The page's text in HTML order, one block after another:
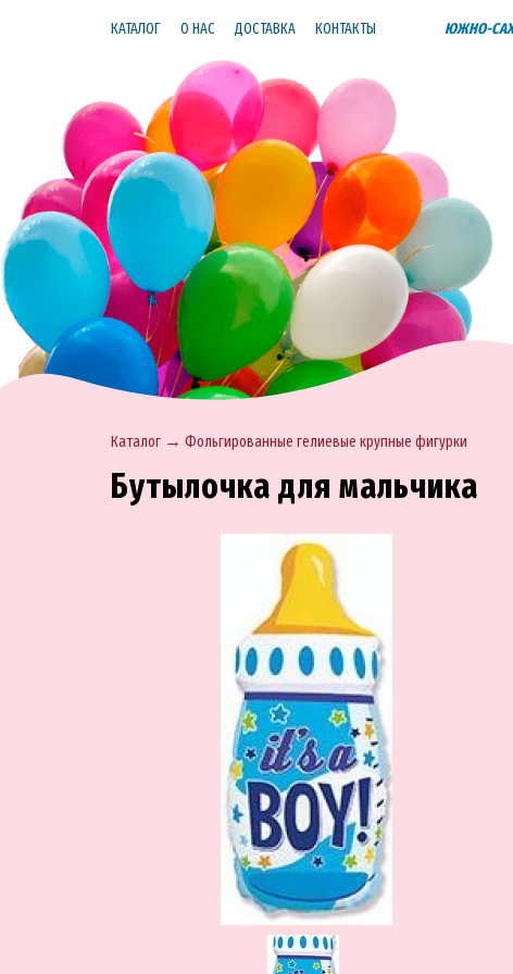
КАТАЛОГ О НАС ДОСТАВКА КОНТАКТЫ ЮЖНО-
Каталог → Фольгированные гелиевые крупные фигурки
Бутылочка для мальчика